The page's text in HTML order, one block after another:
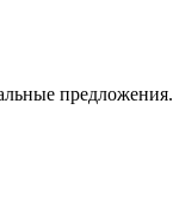
предложения.